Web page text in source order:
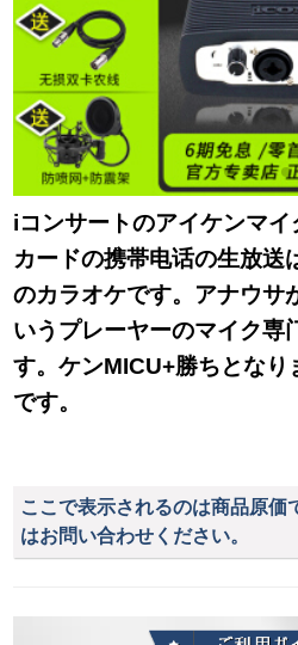
iコンサートのアイケンマ
カードの携帯电话の生放送
のカラオケです。アナウサ
いうプレーヤーのマイク専
す。ケンMICU+勝ちとなり
です。
ここで表示されるのは商品原価
はお問い合わせください。